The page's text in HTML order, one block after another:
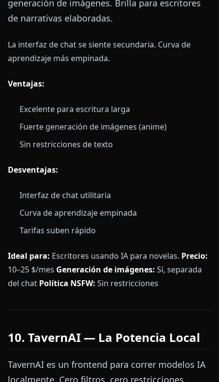
generación de imágenes. Brilla para escritores
de narrativas elaboradas.
La interfaz de chat se siente secundaria. Curva de
aprendizaje más empinada.
Ventajas:
Excelente para escritura larga
Fuerte generación de imágenes (anime)
Sin restricciones de texto
Desventajas:
Interfaz de chat utilitaria
Curva de aprendizaje empinada
Tarifas suben rápido
Ideal para: Escritores usando IA para novelas. Precio:
10–25 $/mes Generación de imágenes: Sí, separada
del chat Política NSFW: Sin restricciones
10. TavernAI — La Potencia Local
TavernAI es un frontend para correr modelos IA